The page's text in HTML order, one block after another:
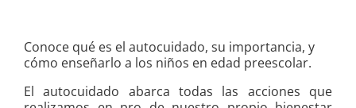
Conoce qué es el autocuidado, su importancia, y
cómo enseñarlo a los niños en edad preescolar.
El autocuidado abarca todas las acciones que